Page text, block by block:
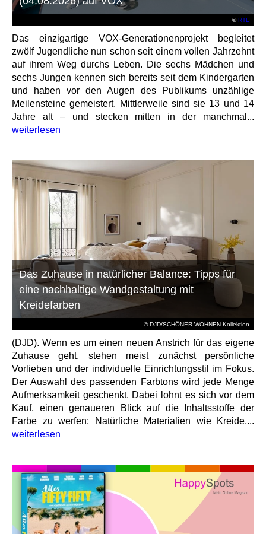
©RTL
Das einzigartige VOX-Generationenprojekt begleitet
zwölf Jugendliche nun schon seit einem vollen Jahrzehnt
auf ihrem Weg durchs Leben. Die sechs Mädchen und
sechs Jungen kennen sich bereits seit dem Kindergarten
und haben vor den Augen des Publikums unzählige
Meilensteine gemeistert. Mittlerweile sind sie 13 und 14
Jahre alt – und stecken mitten in der manchmal...
weiterlesen
© DJD/SCHÖNER WOHNEN-Kollektion
Das Zuhause in natürlicher Balance: Tipps für
eine nachhaltige Wandgestaltung mit
Kreidefarben
(DJD). Wenn es um einen neuen Anstrich für das eigene
Zuhause geht, stehen meist zunächst persönliche
Vorlieben und der individuelle Einrichtungsstil im Fokus.
Der Auswahl des passenden Farbtons wird jede Menge
Aufmerksamkeit geschenkt. Dabei lohnt es sich vor dem
Kauf, einen genaueren Blick auf die Inhaltsstoffe der
Farbe zu werfen: Natürliche Materialien wie Kreide,...
weiterlesen